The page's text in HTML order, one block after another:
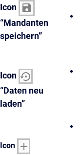
Icon
“Mandanten
speichern”
Icon
“Daten neu
laden”
Icon